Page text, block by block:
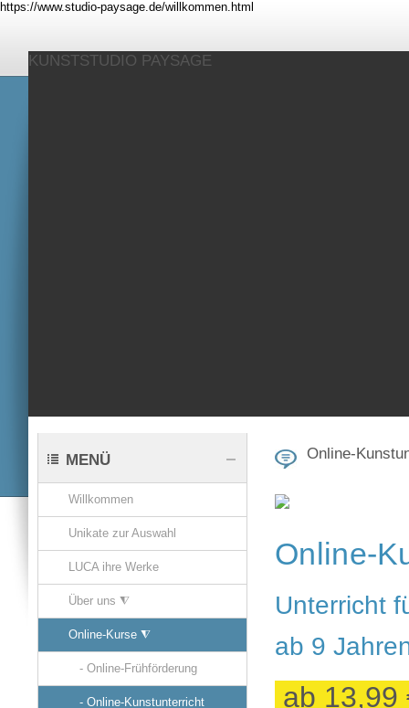
https://www.studio-paysage.de/willkommen.html
KUNSTSTUDIO PAYSAGE
MENÜ
Willkommen
Unikate zur Auswahl
LUCA ihre Werke
Über uns ⧨
Online-Kurse ⧨
- Online-Frühförderung
- Online-Kunstunterricht
Online-
Online-
Unterricht
ab 9
ab 13,99